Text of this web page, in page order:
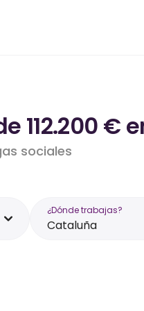
112.200 €
sociales
¿Dónde trabajas?
Cataluña